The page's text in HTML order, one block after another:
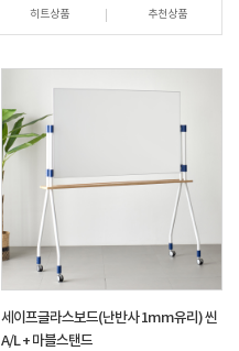
히트상품 추천상품
세이프글라스보드(난반사 1mm유리) 씬
A/L + 마블스탠드